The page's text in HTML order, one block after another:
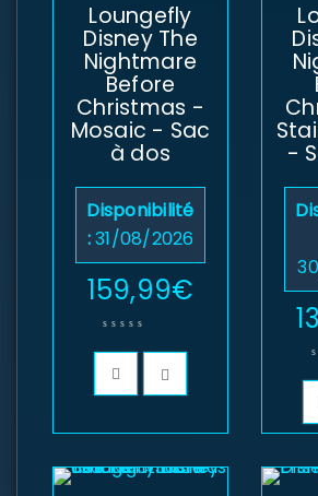
Loungefly
Disney The
Nightmare
Before
Christmas -
Mosaic - Sac
à dos
Disponibilité
:31/08/2026
159,99€
-